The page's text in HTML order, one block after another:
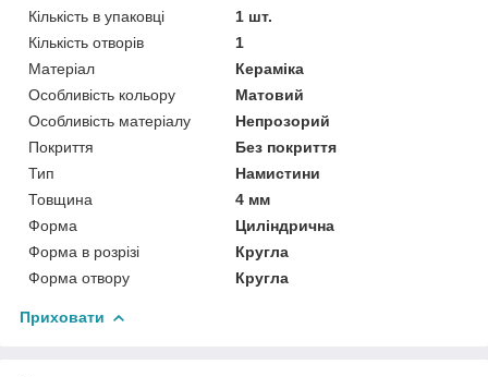
Кількість в упаковці
1 шт.
Кількість отворів
1
Матеріал
Кераміка
Особливість кольору
Матовий
Особливість матеріалу
Непрозорий
Покриття
Без покриття
Тип
Намистини
Товщина
4 мм
Форма
Циліндрична
Форма в розрізі
Кругла
Форма отвору
Кругла
Приховати